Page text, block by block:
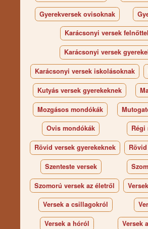
Gyerekversek ovisoknak
Karácsonyi versek
Karácsonyi versek
Karácsonyi versek iskolásoknak
Kutyás versek gyerekeknek
Mozgásos mondókák
Ovis mondókák Régi
Rövid versek gyerekeknek
Szenteste versek
Szomorú versek az életről
Versek a csillagokról
Versek a hóról Versek